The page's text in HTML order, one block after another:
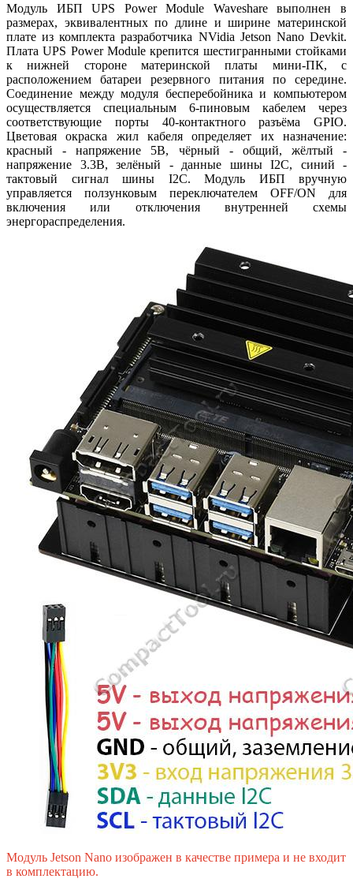
Модуль ИБП UPS Power Module Waveshare выполнен в
размерах, эквивалентных по длине и ширине материнской
плате из комплекта разработчика NVidia Jetson Nano Devkit.
Плата UPS Power Module крепится шестигранными стойками
к нижней стороне материнской платы мини-ПК, с
расположением батареи резервного питания по середине.
Соединение между модуля бесперебойника и компьютером
осуществляется специальным 6-пиновым кабелем через
соответствующие порты 40-контактного разъёма GPIO.
Цветовая окраска жил кабеля определяет их назначение:
красный - напряжение 5В, чёрный - общий, жёлтый -
напряжение 3.3В, зелёный - данные шины I2C, синий -
тактовый сигнал шины I2C. Модуль ИБП вручную
управляется ползунковым переключателем OFF/ON для
включения или отключения внутренней схемы
энергораспределения.
Модуль Jetson Nano изображен в качестве примера и не входит
в комплектацию.